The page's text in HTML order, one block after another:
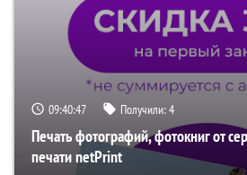
09:40:46 Получили:4
Печать фотографий, фотокниг от
печати netPrint